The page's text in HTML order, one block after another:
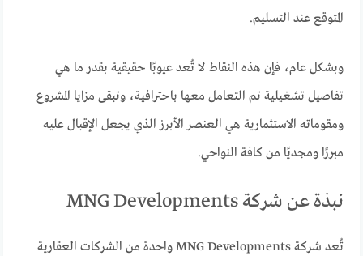
المتوقع عند التسليم.
وبشكل عام، فإن هذه النقاط لا تُعد عيوبًا حقيقية بقدر ما هي
تفاصيل تشغيلية تم التعامل معها باحترافية، وتبقى مزايا المشروع
ومقوماته الاستثمارية هي العنصر الأبرز الذي يجعل الإقبال عليه
مبررًا ومجديًا من كافة النواحي.
نبذة عن شركة MNG Developments
تُعد شركة MNG Developments واحدة من الشركات العقارية